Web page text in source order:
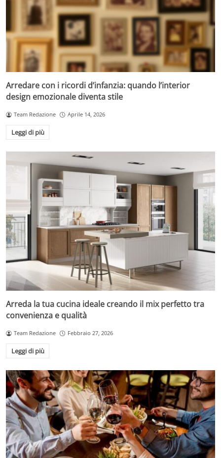
Arredare con i ricordi d’infanzia: quando l’interior
design emozionale diventa stile
Team Redazione Aprile 14, 2026
Leggi di più
Arreda la tua cucina ideale creando il mix perfetto tra
convenienza e qualità
Team Redazione Febbraio 27, 2026
Leggi di più